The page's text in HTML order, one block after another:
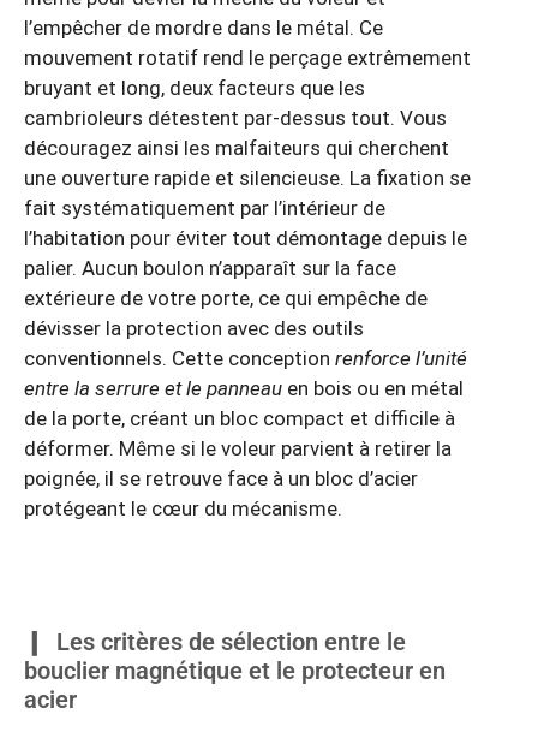
l’empêcher de mordre dans le métal. Ce
mouvement rotatif rend le perçage extrêmement
bruyant et long, deux facteurs que les
cambrioleurs détestent par-dessus tout. Vous
découragez ainsi les malfaiteurs qui cherchent
une ouverture rapide et silencieuse. La fixation se
fait systématiquement par l’intérieur de
l’habitation pour éviter tout démontage depuis le
palier. Aucun boulon n’apparaît sur la face
extérieure de votre porte, ce qui empêche de
dévisser la protection avec des outils
conventionnels. Cette conception renforce l’unité
entre la serrure et le panneau en bois ou en métal
de la porte, créant un bloc compact et difficile à
déformer. Même si le voleur parvient à retirer la
poignée, il se retrouve face à un bloc d’acier
protégeant le cœur du mécanisme.
Les critères de sélection entre le
bouclier magnétique et le protecteur en
acier